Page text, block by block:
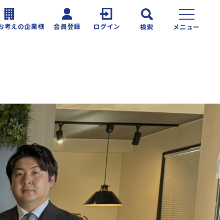
考えの企業様 会員登録 ログイン 検索 メニュー